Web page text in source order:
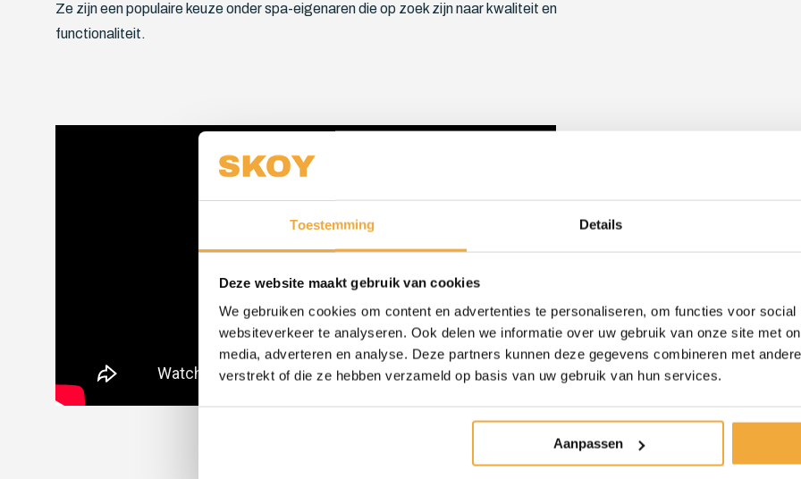
Toestemming Details
Deze website maakt gebruik van cookies
We gebruiken cookies om content en advertenties te personaliseren, om functies voor
websiteverkeer te analyseren. Ook delen we informatie over uw gebruik van onze site met
media, adverteren en analyse. Deze partners kunnen deze gegevens combineren met
verstrekt of die ze hebben verzameld op basis van uw gebruik van hun services.
Aanpassen
Ze zijn een populaire keuze onder spa-eigenaren die op zoek zijn naar kwaliteit en
functionaliteit.